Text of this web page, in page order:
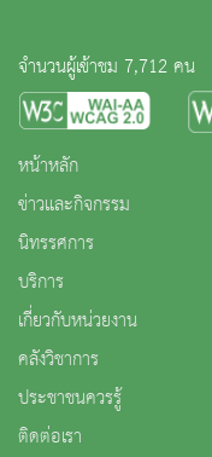
จำนวนผู้เข้าชม 7,712 คน
หน้าหลัก
ข่าวและกิจกรรม
นิทรรศการ
บริการ
เกี่ยวกับหน่วยงาน
คลังวิชาการ
ประชาชนควรรู้
ติดต่อเรา